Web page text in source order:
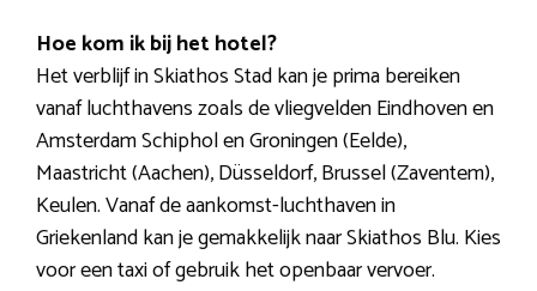
Hoe kom ik bij het hotel?
Het verblijf in Skiathos Stad kan je prima bereiken
vanaf luchthavens zoals de vliegvelden Eindhoven en
Amsterdam Schiphol en Groningen (Eelde),
Maastricht (Aachen), Düsseldorf, Brussel (Zaventem),
Keulen. Vanaf de aankomst-luchthaven in
Griekenland kan je gemakkelijk naar Skiathos Blu. Kies
voor een taxi of gebruik het openbaar vervoer.